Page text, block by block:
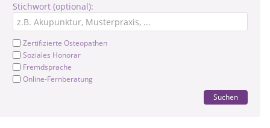
Stichwort (optional):
Zertifizierte Osteopathen
Soziales Honorar
Fremdsprache
Online-Fernberatung
Suchen